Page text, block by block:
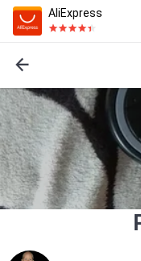
AliExpress